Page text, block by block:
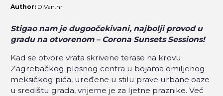
Author: DiVan.hr
Stigao nam je dugoočekivani, najbolji provod u
gradu na otvorenom – Corona Sunsets Sessions!
Kad se otvore vrata skrivene terase na krovu
Zagrebačkog plesnog centra u bojama omiljenog
meksičkog pića, uređene u stilu prave urbane oaze
u središtu grada, vrijeme je za ljetne praznike. Već